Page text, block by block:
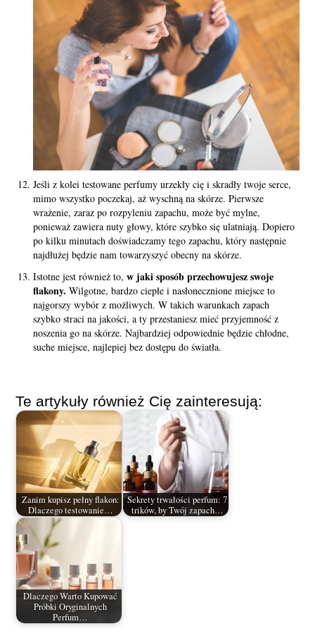
Jeśli z kolei testowane perfumy urzekły cię i skradły twoje serce,
mimo wszystko poczekaj, aż wyschną na skórze. Pierwsze
wrażenie, zaraz po rozpyleniu zapachu, może być mylne,
ponieważ zawiera nuty głowy, które szybko się ulatniają. Dopiero
po kilku minutach doświadczamy tego zapachu, który następnie
najdłużej będzie nam towarzyszyć obecny na skórze.
Istotne jest również to,w jaki sposób przechowujesz swoje
flakony. Wilgotne, bardzo ciepłe i nasłonecznione miejsce to
najgorszy wybór z możliwych. W takich warunkach zapach
szybko straci na jakości, a ty przestaniesz mieć przyjemność z
noszenia go na skórze. Najbardziej odpowiednie będzie chłodne,
suche miejsce, najlepiej bez dostępu do światła.
Te artykuły również Cię zainteresują:
Zanim kupisz pełny flakon:
Dlaczego testowanie…
Sekrety trwałości perfum: 7
trików, by Twój zapach…
Dlaczego Warto Kupować
Próbki Oryginalnych
Perfum…